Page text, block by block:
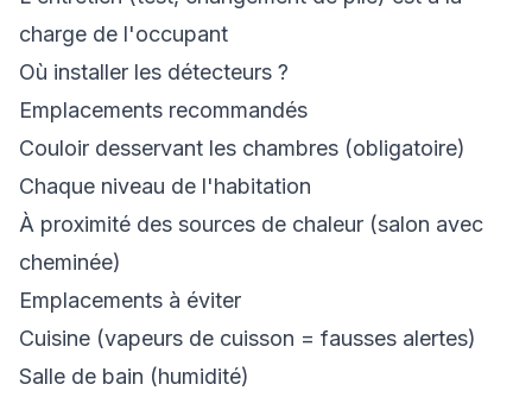
charge de l'occupant
Où installer les détecteurs ?
Emplacements recommandés
Couloir desservant les chambres (obligatoire)
Chaque niveau de l'habitation
À proximité des sources de chaleur (salon avec
cheminée)
Emplacements à éviter
Cuisine (vapeurs de cuisson = fausses alertes)
Salle de bain (humidité)